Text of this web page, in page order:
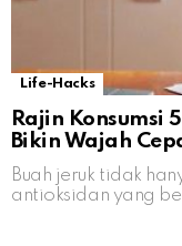
Life-Hacks
Rajin Konsumsi
Bikin Wajah
Buah jeruk tidak
antioksidan yang